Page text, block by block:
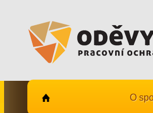
O
Kontaktujte nás